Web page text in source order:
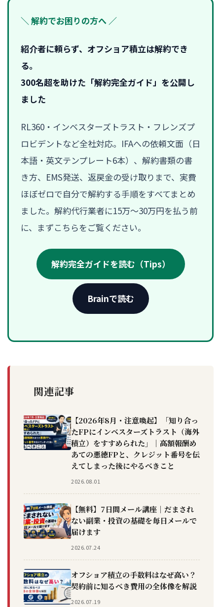
＼ 解約でお困りの方へ ／
紹介者に頼らず、オフショア積立は解約でき
る。
300名超を助けた「解約完全ガイド」を公開し
ました
RL360・インベスターズトラスト・フレンズプ
ロビデントなど全社対応。IFAへの依頼文面（日
本語・英文テンプレート6本）、解約書類の書
き方、EMS発送、返戻金の受け取りまで、実費
ほぼゼロで自分で解約する手順をすべてまとめ
ました。解約代行業者に15万〜30万円を払う前
に、まずこちらをご覧ください。
解約完全ガイドを読む（Tips）
Brainで読む
関連記事
【2026年8月・注意喚起】「知り合っ
たFPにインベスターズトラスト（海外
積立）をすすめられた」｜高額報酬め
あての悪徳FPと、クレジット番号を伝
えてしまった後にやるべきこと
2026.08.01
【無料】7日間メール講座｜だまされ
ない副業・投資の基礎を毎日メールで
届けます
2026.07.24
オフショア積立の手数料はなぜ高い？
契約前に知るべき費用の全体像を解説
2026.07.19